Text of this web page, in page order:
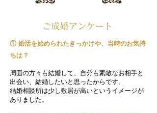
ご成婚アンケート
① 婚活を始められたきっかけや、当時のお気持
ちは？
周囲の方々も結婚して、自分も素敵なお相手と
出会い、結婚したいと思ったからです。
結婚相談所は少し敷居が高いというイメージが
ありました。